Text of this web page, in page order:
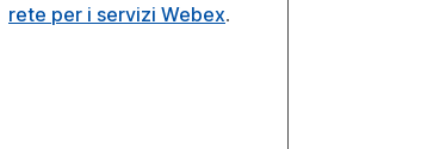
rete per i servizi Webex.